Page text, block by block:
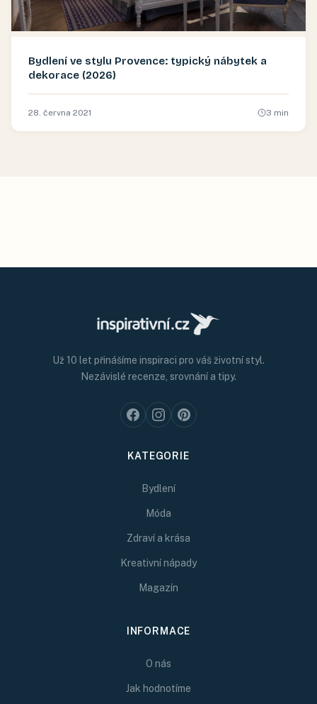
Bydlení ve stylu Provence: typický nábytek a
dekorace (2026)
28. června 2021 3 min
Už 10 let přinášíme inspiraci pro váš životní styl.
Nezávislé recenze, srovnání a tipy.
KATEGORIE
Bydlení
Móda
Zdraví a krása
Kreativní nápady
Magazín
INFORMACE
O nás
Jak hodnotíme